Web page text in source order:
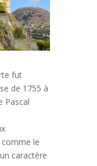
fut
de 1755 à
Pascal
le
caractère